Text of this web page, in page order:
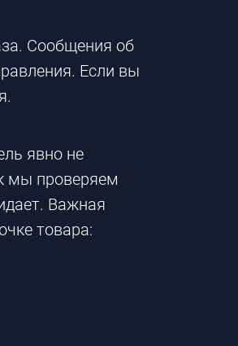
Сообщения об
Если вы
явно не
мы проверяем
Важная
товара: